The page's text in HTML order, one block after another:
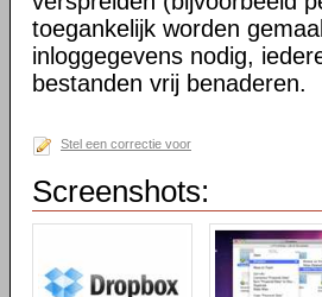
toegankelijk worden
inloggegevens nodig,
bestanden vrij benaderen.
Stel een correctie voor
Screenshots: